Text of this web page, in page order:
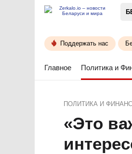
Поддержать нас
Главное Политика и
ПОЛИТИКА И
«Это